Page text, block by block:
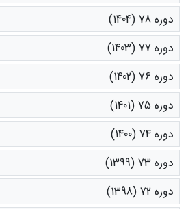
دوره 78 (1404)
دوره 77 (1403)
دوره 76 (1402)
دوره 75 (1401)
دوره 74 (1400)
دوره 73 (1399)
دوره 72 (1398)